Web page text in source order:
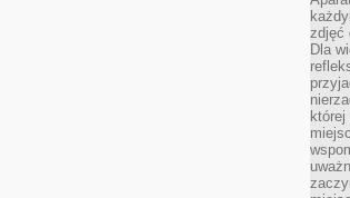
zdjęć
Dla